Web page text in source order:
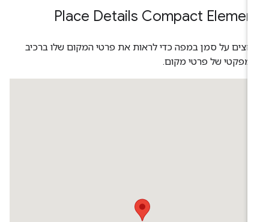
Place Details Compact
על סמן במפה כדי לראות את פרטי המקום שלו ברכיב
של פרטי מקום.